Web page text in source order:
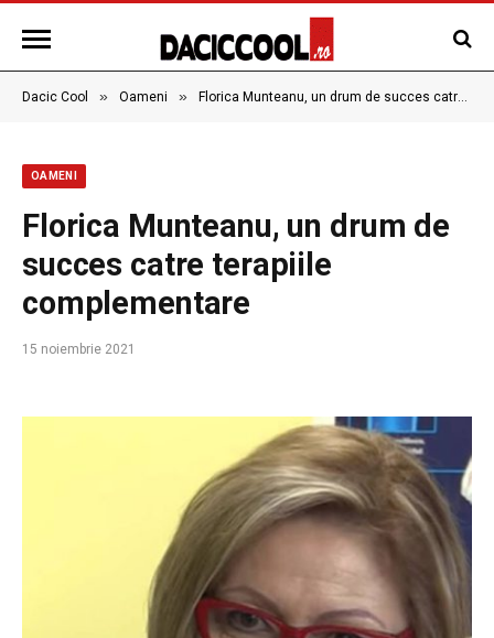
Dacic Cool » Oameni » Florica Munteanu, un drum de succes catre terapiile complementare
OAMENI
Florica Munteanu, un drum de
succes catre terapiile
complementare
15 noiembrie 2021